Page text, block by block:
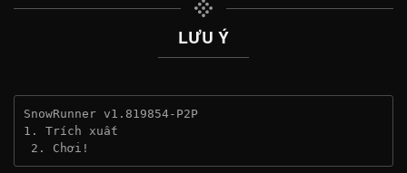
LƯU Ý
SnowRunner v1.819854-P2P
1. Trích xuất
2. Chơi!